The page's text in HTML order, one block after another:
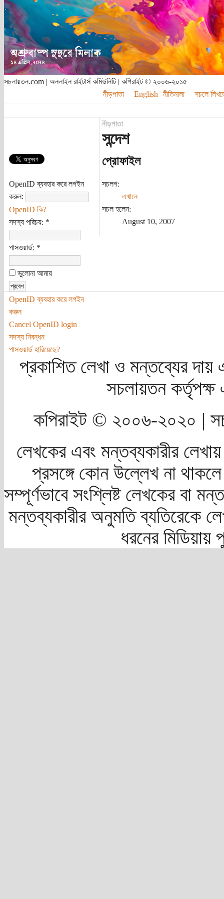
সচলায়তন.com | অনলাইন রাইটার্স কমিউনিটি | কপিরাইট © ২০০৬-২০১৫
নীড়পাতা
English নীতিমালা সচলে
OpenID ব্যবহার করে লগইন
করুন:
OpenID কি?
সদস্য পরিচয়: *
পাসওয়ার্ড: *
ভুলোনা আমায়
OpenID ব্যবহার করে লগইন
করুন
Cancel OpenID login
সদস্য নিবন্ধন
পাসওয়ার্ড হারিয়েছে?
নীড়পাতা
সন্দেশ
প্রোফাইল
সচলগ:
এখানে
সচল হলেন:
August 10, 2007
প্রকাশিত লেখা ও মন্তব্যের দায়
সচলায়তন
কপিরাইট © ২০০৬-২০২০ |
লেখকের এবং মন্তব্যকারীর
প্রসঙ্গে কোন উল্লেখ না
সম্পূর্ণভাবে সংশ্লিষ্ট লেখকের বা
মন্তব্যকারীর অনুমতি ব্যতিরেকে
ধরনের মিডিয়ায়